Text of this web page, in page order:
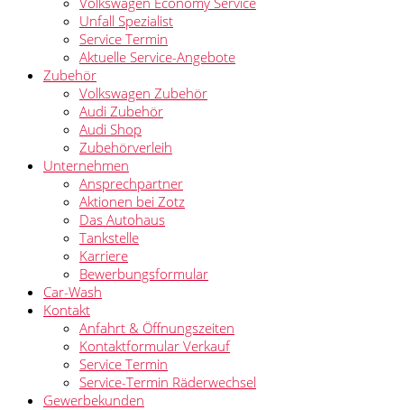
Unfall Spezialist
Service Termin
Aktuelle Service-Angebote
Zubehör
Volkswagen Zubehör
Audi Zubehör
Audi Shop
Zubehörverleih
Unternehmen
Ansprechpartner
Aktionen bei Zotz
Das Autohaus
Tankstelle
Karriere
Bewerbungsformular
Car-Wash
Kontakt
Anfahrt & Öffnungszeiten
Kontaktformular Verkauf
Service Termin
Service-Termin Räderwechsel
Gewerbekunden